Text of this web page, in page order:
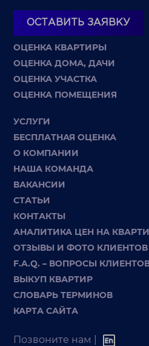
ОСТАВИТЬ ЗАЯВКУ
ОЦЕНКА КВАРТИРЫ
ОЦЕНКА ДОМА, ДАЧИ
ОЦЕНКА УЧАСТКА
ОЦЕНКА ПОМЕЩЕНИЯ
УСЛУГИ
БЕСПЛАТНАЯ ОЦЕНКА
О КОМПАНИИ
НАША КОМАНДА
ВАКАНСИИ
СТАТЬИ
КОНТАКТЫ
АНАЛИТИКА ЦЕН НА
ОТЗЫВЫ И ФОТО КЛИЕНТОВ
F.A.Q. – ВОПРОСЫ
ВЫКУП КВАРТИР
СЛОВАРЬ ТЕРМИНОВ
КАРТА САЙТА
Позвоните нам |